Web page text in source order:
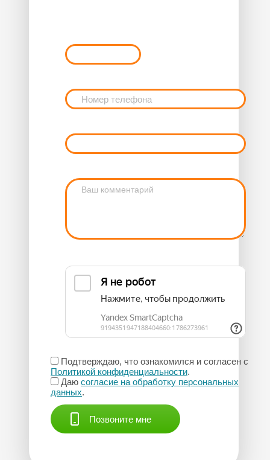
Подтверждаю, что ознакомился и согласен с
Политикой конфиденциальности.
Даю согласие на обработку персональных
данных.
Позвоните мне